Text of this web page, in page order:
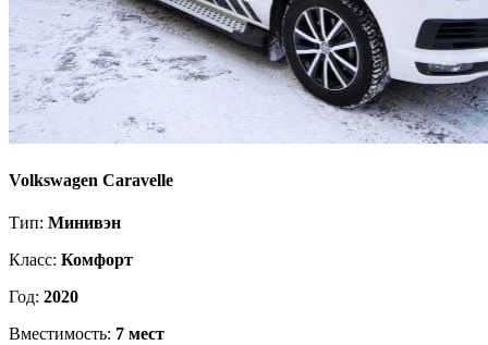
Volkswagen Caravelle
Тип: Минивэн
Класс: Комфорт
Год: 2020
Вместимость: 7 мест